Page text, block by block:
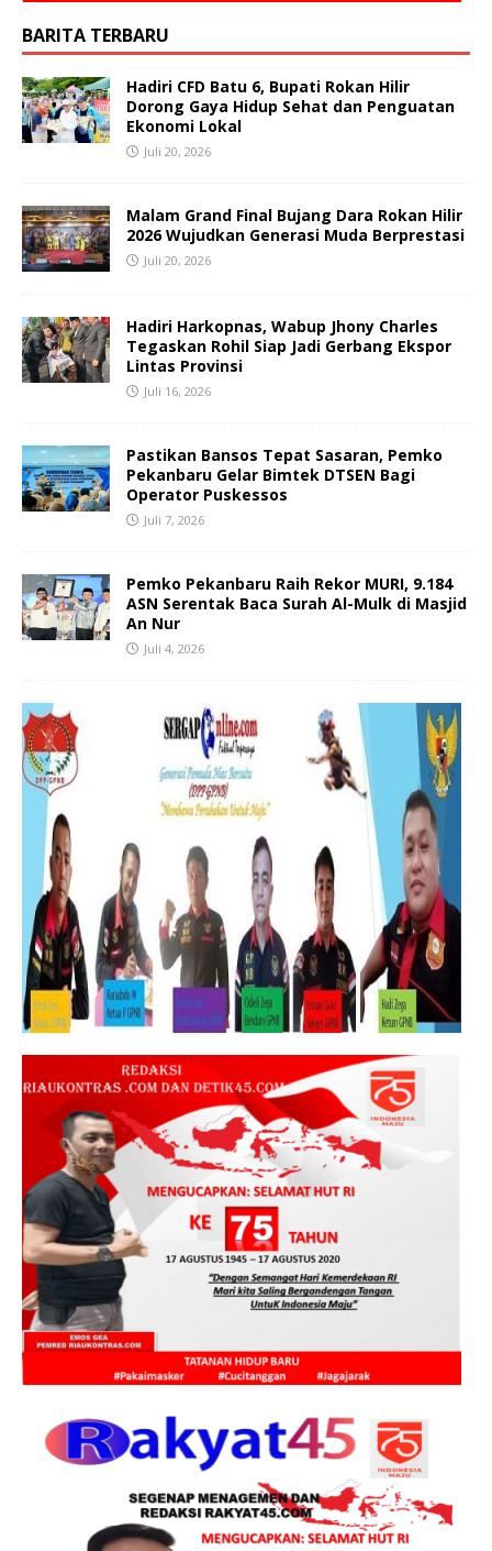
BARITA TERBARU
Hadiri CFD Batu 6, Bupati Rokan Hilir
Dorong Gaya Hidup Sehat dan Penguatan
Ekonomi Lokal
Juli 20, 2026
Malam Grand Final Bujang Dara Rokan Hilir
2026 Wujudkan Generasi Muda Berprestasi
Juli 20, 2026
Hadiri Harkopnas, Wabup Jhony Charles
Tegaskan Rohil Siap Jadi Gerbang Ekspor
Lintas Provinsi
Juli 16, 2026
Pastikan Bansos Tepat Sasaran, Pemko
Pekanbaru Gelar Bimtek DTSEN Bagi
Operator Puskessos
Juli 7, 2026
Pemko Pekanbaru Raih Rekor MURI, 9.184
ASN Serentak Baca Surah Al-Mulk di Masjid
An Nur
Juli 4, 2026